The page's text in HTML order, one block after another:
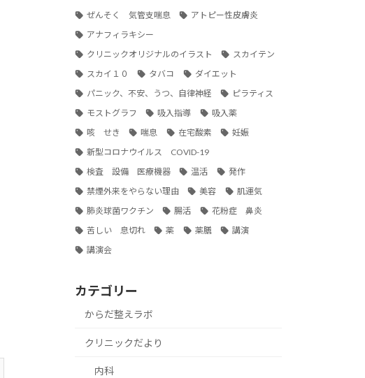
ぜんそく 気管支喘息
アトピー性皮膚炎
アナフィラキシー
クリニックオリジナルのイラスト
スカイテン
スカイ１０
タバコ
ダイエット
パニック、不安、うつ、自律神経
ピラティス
モストグラフ
吸入指導
吸入薬
咳 せき
喘息 在宅酸素
妊娠
新型コロナウイルス COVID-19
検査 設備 医療機器
温活
発作
禁煙外来をやらない理由
美容
肌運気
肺炎球菌ワクチン
腸活
花粉症 鼻炎
苦しい 息切れ
薬 薬膳
講演
講演会
カテゴリー
からだ整えラボ
クリニックだより
内科